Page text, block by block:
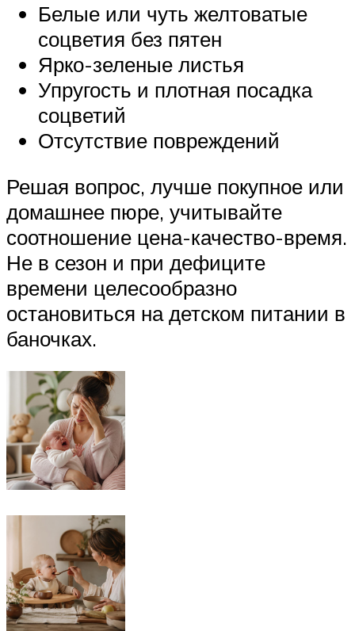
Белые или чуть желтоватые
соцветия без пятен
Ярко-зеленые листья
Упругость и плотная посадка
соцветий
Отсутствие повреждений
Решая вопрос, лучше покупное или
домашнее пюре, учитывайте
соотношение цена-качество-время.
Не в сезон и при дефиците
времени целесообразно
остановиться на детском питании в
баночках.